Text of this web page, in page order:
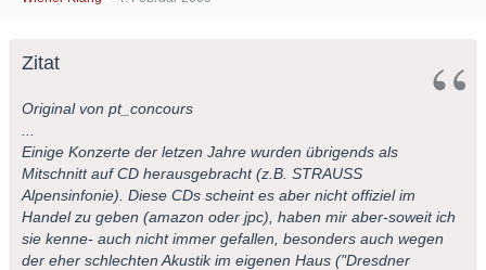
Zitat
Original von pt_concours
Einige Konzerte der letzen Jahre wurden übrigends als
Mitschnitt auf CD herausgebracht (z.B. STRAUSS
Alpensinfonie). Diese CDs scheint es aber nicht offiziel im
Handel zu geben (amazon oder jpc), haben mir aber-soweit ich
sie kenne- auch nicht immer gefallen, besonders auch wegen
der eher schlechten Akustik im eigenen Haus ("Dresdner